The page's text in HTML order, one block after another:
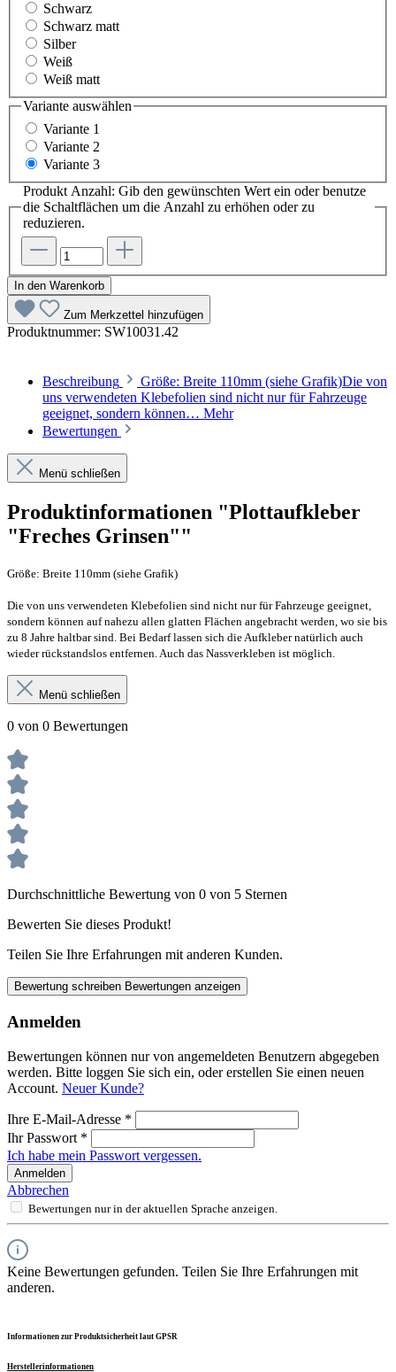
Schwarz
Schwarz matt
Silber
Weiß
Weiß matt
Variante auswählen
Variante 1
Variante 2
Variante 3
Produkt Anzahl: Gib den gewünschten Wert ein oder benutze
die Schaltflächen um die Anzahl zu erhöhen oder zu
reduzieren.
In den Warenkorb
Zum Merkzettel hinzufügen
Produktnummer: SW10031.42
Beschreibung
Größe: Breite 110mm (siehe Grafik)Die von
uns verwendeten Klebefolien sind nicht nur für Fahrzeuge
geeignet, sondern können… Mehr
Bewertungen
Menü schließen
Produktinformationen "Plottaufkleber
"Freches Grinsen""
Größe: Breite 110mm (siehe Grafik)
Die von uns verwendeten Klebefolien sind nicht nur für Fahrzeuge geeignet,
sondern können auf nahezu allen glatten Flächen angebracht werden, wo sie bis
zu 8 Jahre haltbar sind. Bei Bedarf lassen sich die Aufkleber natürlich auch
wieder rückstandslos entfernen. Auch das Nassverkleben ist möglich.
Menü schließen
0 von 0 Bewertungen
Durchschnittliche Bewertung von 0 von 5 Sternen
Bewerten Sie dieses Produkt!
Teilen Sie Ihre Erfahrungen mit anderen Kunden.
Bewertung schreiben Bewertungen anzeigen
Anmelden
Bewertungen können nur von angemeldeten Benutzern abgegeben
werden. Bitte loggen Sie sich ein, oder erstellen Sie einen neuen
Account. Neuer Kunde?
Ihre E-Mail-Adresse *
Ihr Passwort *
Ich habe mein Passwort vergessen.
Anmelden
Abbrechen
Bewertungen nur in der aktuellen Sprache anzeigen.
Keine Bewertungen gefunden. Teilen Sie Ihre Erfahrungen mit
anderen.
Informationen zur Produktsicherheit laut GPSR
Herstellerinformationen